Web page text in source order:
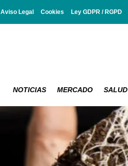
Aviso Legal Cookies Ley GDPR / RGPD
NOTICIAS MERCADO SALUD